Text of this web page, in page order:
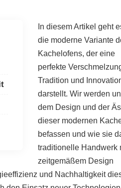
In diesem Artikel geht
die moderne Variante
Kachelofens, der eine
perfekte
Tradition und
darstellt. Wir werden
dem Design und der
dieser modernen
befassen und wie sie
traditionelle Handwerk
zeitgemäßem Design
und Nachhaltigkeit